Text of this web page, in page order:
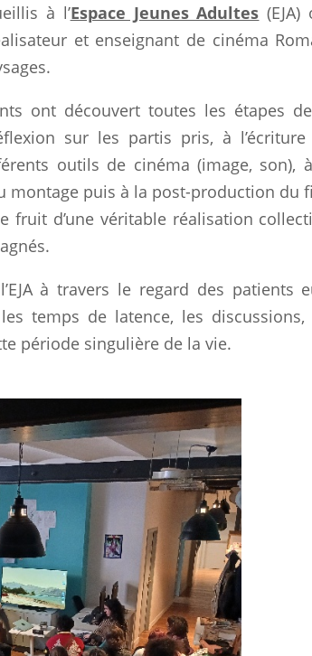
à l’Espace Jeunes Adultes (EJA)
et enseignant de cinéma
ont découvert toutes les étapes
sur les partis pris, à l’écriture
outils de cinéma (image, son),
montage puis à la post-production du
fruit d’une véritable réalisation
à travers le regard des patients
temps de latence, les discussions,
période singulière de la vie.